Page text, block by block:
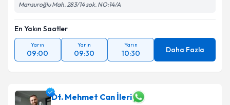
Mansuroğlu Mah. 283/14 sok. NO:14/A
En Yakın Saatler
Yarın
09:00
Yarın
09:30
Yarın
10:30 Daha Fazla
Dt. Mehmet Can İleri